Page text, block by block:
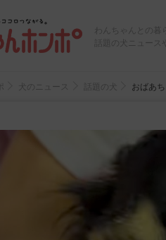
わんちゃんとの
話題の犬ニュー
犬のニュース 話題の犬 おばあ